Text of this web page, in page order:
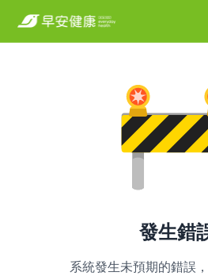
發生錯
系統發生未預期的錯誤，